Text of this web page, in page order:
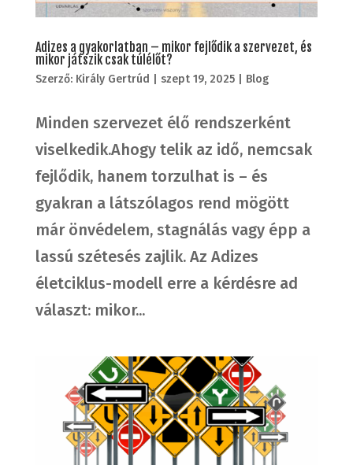
Adizes a gyakorlatban – mikor fejlődik a szervezet, és
mikor játszik csak túlélőt?
Szerző: Király Gertrúd szept 19, 2025| Blog
Minden szervezet élő rendszerként
viselkedik.Ahogy telik az idő, nemcsak
fejlődik, hanem torzulhat is – és
gyakran a látszólagos rend mögött
már önvédelem, stagnálás vagy épp a
lassú szétesés zajlik. Az Adizes
életciklus-modell erre a kérdésre ad
választ: mikor...